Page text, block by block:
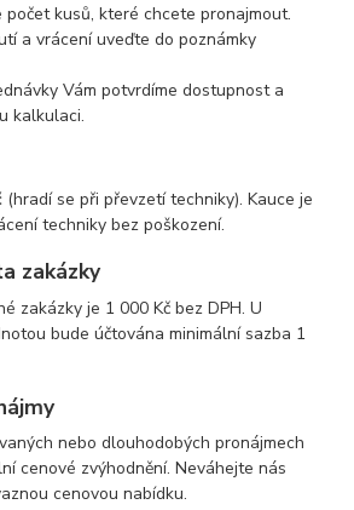
počet kusů, které chcete pronajmout.
a vrácení uveďte do poznámky
Vám potvrdíme dostupnost a
kalkulaci.
(hradí se při převzetí techniky). Kauce je
techniky bez poškození.
zakázky
zakázky je 1 000 Kč bez DPH. U
bude účtována minimální sazba 1
nebo dlouhodobých pronájmech
cenové zvýhodnění. Neváhejte nás
cenovou nabídku.